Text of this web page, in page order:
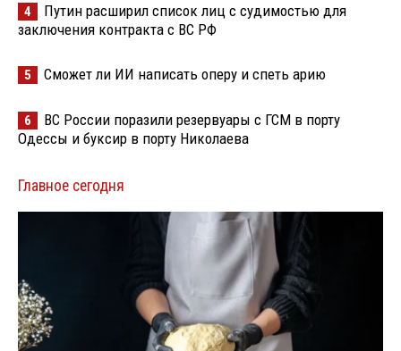
4
Путин расширил список лиц с судимостью для
заключения контракта с ВС РФ
5 Сможет ли ИИ написать оперу и спеть арию
6
ВС России поразили резервуары с ГСМ в порту
Одессы и буксир в порту Николаева
Главное сегодня